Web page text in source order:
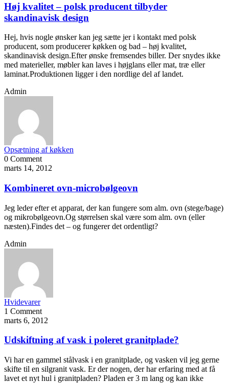
Høj kvalitet – polsk producent tilbyder
skandinavisk design
Hej, hvis nogle ønsker kan jeg sætte jer i kontakt med polsk
producent, som producerer køkken og bad – høj kvalitet,
skandinavisk design.Efter ønske fremsendes biller. Der snydes ikke
med materieller, møbler kan laves i højglans eller mat, træ eller
laminat.Produktionen ligger i den nordlige del af landet.
Admin
Opsætning af køkken
0 Comment
marts 14, 2012
Kombineret ovn-microbølgeovn
Jeg leder efter et apparat, der kan fungere som alm. ovn (stege/bage)
og mikrobølgeovn.Og størrelsen skal være som alm. ovn (eller
næsten).Findes det – og fungerer det ordentligt?
Admin
Hvidevarer
1 Comment
marts 6, 2012
Udskiftning af vask i poleret granitplade?
Vi har en gammel stålvask i en granitplade, og vasken vil jeg gerne
skifte til en silgranit vask. Er der nogen, der har erfaring med at få
lavet et nyt hul i granitpladen? Pladen er 3 m lang og kan ikke